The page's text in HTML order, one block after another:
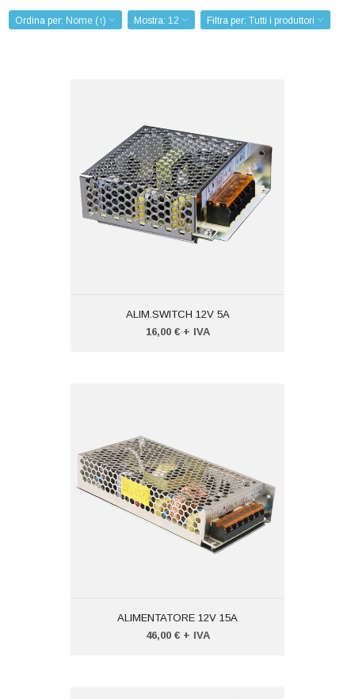
Ordina per: Nome (↑) Mostra: 12 Filtra per: Tutti i produttori
ALIM.SWITCH 12V 5A
16,00 € + IVA
Peso (kg): 0,000
Produttore:
VISIOTECH
ALIMENTATORE 12V 15A
46,00 € + IVA
VISIOTECH